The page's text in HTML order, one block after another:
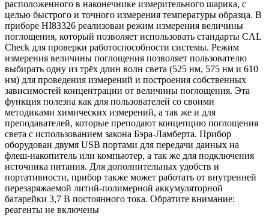
расположенного в наконечнике измерительного шарика, с
целью быстрого и точного измерения температуры образца. В
приборе HI83326 реализован режим измерения величины
поглощения, который позволяет использовать стандарты CAL
Check для проверки работоспособности системы. Режим
измерения величины поглощения позволяет пользователю
выбирать одну из трёх длин волн света (525 нм, 575 нм и 610
нм) для проведения измерений и построения собственных
зависимостей концентрации от величины поглощения. Эта
функция полезна как для пользователей со своими
методиками химических измерений, а так же и для
преподавателей, которые преподают концепцию поглощения
света с использованием закона Бэра-Ламберта. Прибор
оборудован двумя USB портами для передачи данных на
флеш-накопитель или компьютер, а так же для подключения
источника питания. Для дополнительных удобств и
портативности, прибор также может работать от внутренней
перезаряжаемой литий-полимерной аккумуляторной
батарейки 3,7 В постоянного тока. Обратите внимание:
реагенты не включены